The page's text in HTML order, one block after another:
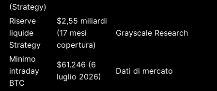
(Strategy)
Riserve
liquide
Strategy
$2,55 miliardi
(17 mesi
copertura)
Grayscale Research
Minimo
intraday
BTC
$61.246 (6
luglio 2026)
Dati di mercato